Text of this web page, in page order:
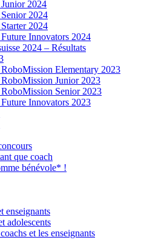
2024
2024
2024
Innovators 2024
2024 – Résultats
RoboMission Elementary 2023
RoboMission Junior 2023
RoboMission Senior 2023
Innovators 2023
que coach
bénévole* !
enseignants
adolescents
et les enseignants